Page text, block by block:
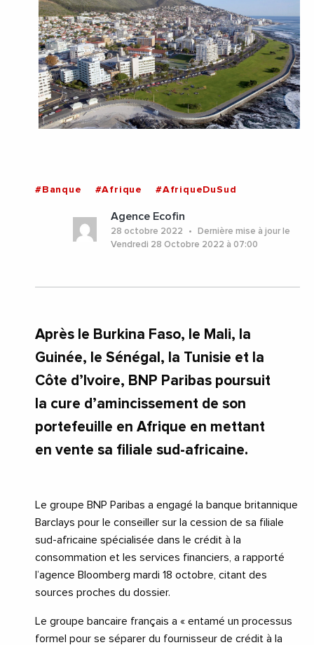
#Banque #Afrique #AfriqueDuSud
Agence Ecofin
28 octobre 2022
Dernière mise à jour le
Vendredi 28 Octobre 2022 à 07:00
Après le Burkina Faso, le Mali, la
Guinée, le Sénégal, la Tunisie et la
Côte d’Ivoire, BNP Paribas poursuit
la cure d’amincissement de son
portefeuille en Afrique en mettant
en vente sa filiale sud-africaine.
Le groupe BNP Paribas a engagé la banque britannique
Barclays pour le conseiller sur la cession de sa filiale
sud-africaine spécialisée dans le crédit à la
consommation et les services financiers, a rapporté
l’agence Bloomberg mardi 18 octobre, citant des
sources proches du dossier.
Le groupe bancaire français a « entamé un processus
formel pour se séparer du fournisseur de crédit à la